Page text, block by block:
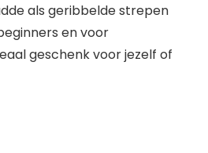
als geribbelde strepen
en voor
geschenk voor jezelf of